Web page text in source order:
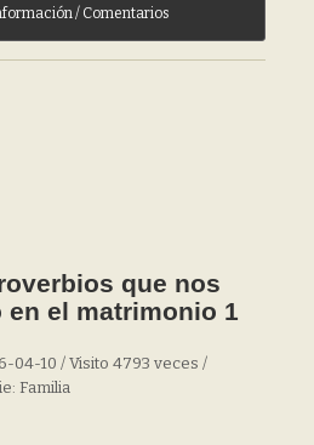
/ Comentarios
que nos
en el matrimonio 1
04-10 / Visito 4793 veces /
Familia